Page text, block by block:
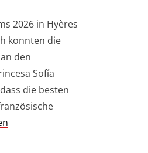
2026 in Hyères
konnten die
den
Sofía
die besten